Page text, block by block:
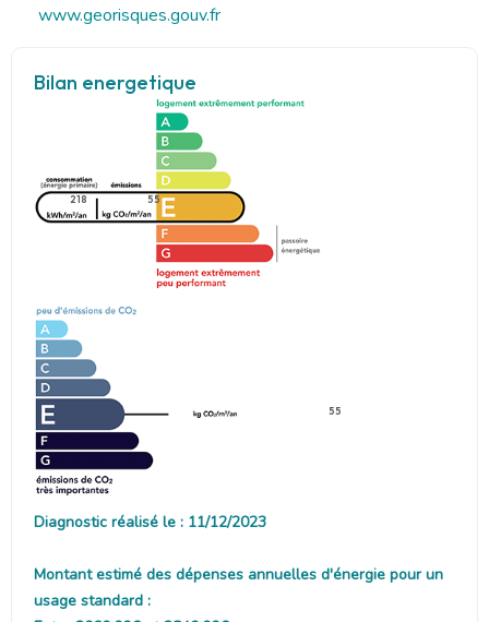
www.georisques.gouv.fr
Bilan energetique
218 55
55
Diagnostic réalisé le : 11/12/2023
Montant estimé des dépenses annuelles d'énergie pour un
usage standard :